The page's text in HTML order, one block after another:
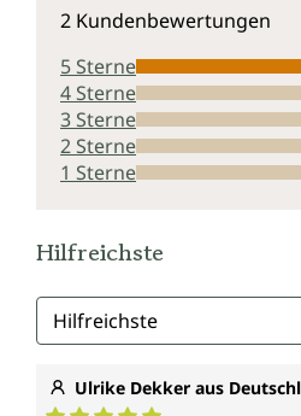
2 Kundenbewertungen
5 Sterne
4 Sterne
3 Sterne
2 Sterne
1 Sterne
Hilfreichste
Ulrike Dekker aus